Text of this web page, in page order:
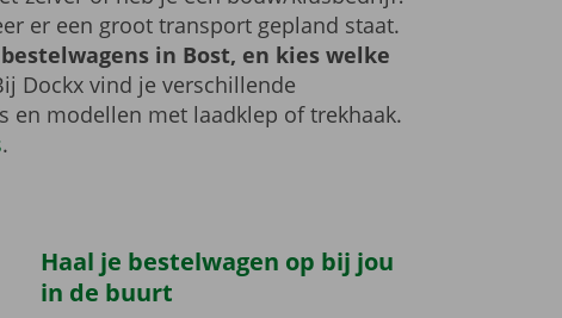
er een groot transport gepland staat.
in Bost, en kies welke
Dockx vind je verschillende
en modellen met laadklep of trekhaak.
.
Haal je bestelwagen op bij jou
in de buurt